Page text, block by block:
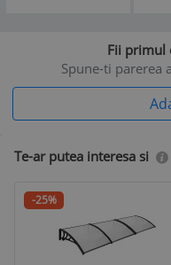
Fii primul
Spune-ti parerea
Te-ar putea interesa si
-25%